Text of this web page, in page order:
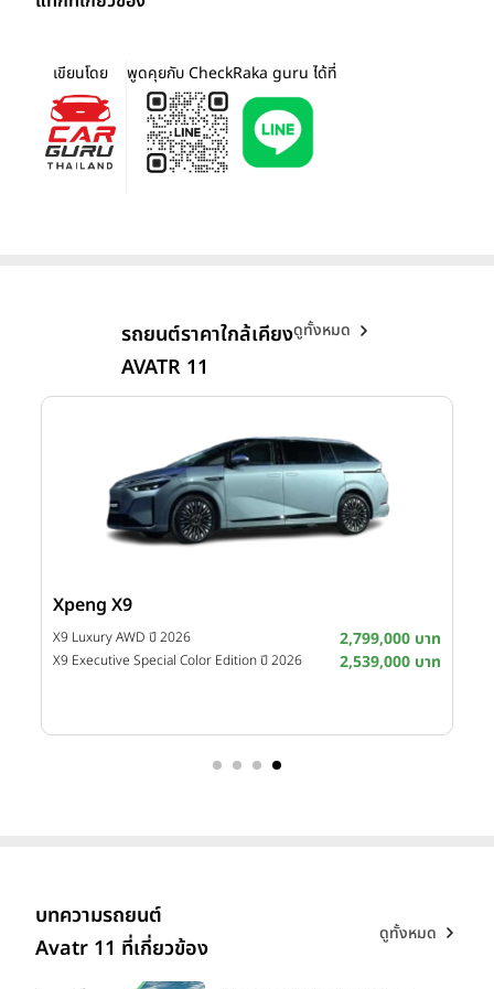
เขียนโดย พูดคุยกับ CheckRaka guru ได้ที่
รถยนต์ราคาใกล้เคียง
AVATR 11
ดูทั้งหมด
Xpeng X9
X9 Luxury AWD ปี 2026 2,799,000 บาท
X9 Executive Special Color Edition ปี 2026 2,539,000 บาท
บทความรถยนต์
Avatr 11 ที่เกี่ยวข้อง
ดูทั้งหมด